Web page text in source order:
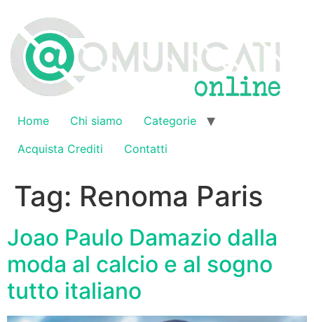
contenuto
Home Chi siamo
Categorie
Acquista Crediti
Contatti
Tag: Renoma Paris
Joao Paulo Damazio dalla
moda al calcio e al sogno
tutto italiano